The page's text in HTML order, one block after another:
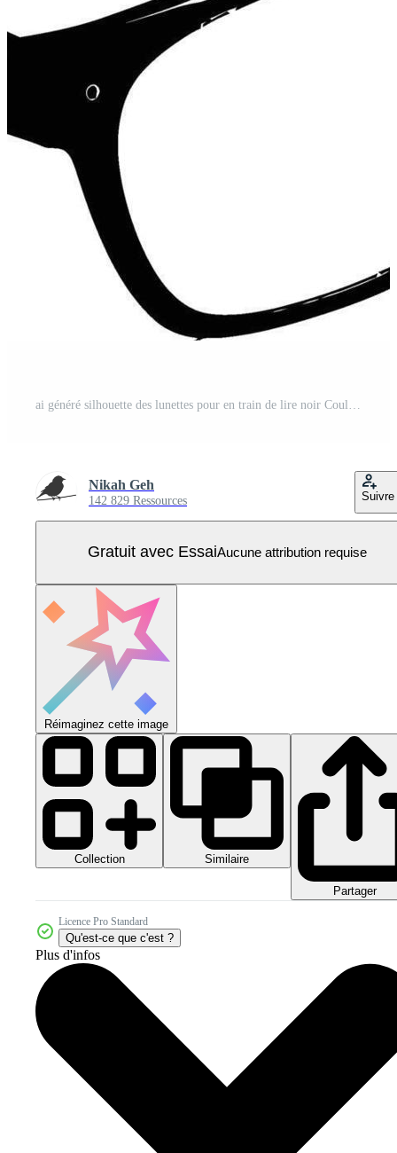
Nikah Geh
142 829 Ressources Suivre
Gratuit avec EssaiAucune attribution requise
Réimaginez cette image
Collection Similaire
Partager
Licence Pro Standard
Qu'est-ce que c'est ?
Plus d'infos